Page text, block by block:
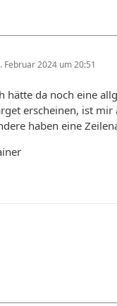
Februar 2024 um 20:51
hätte da noch eine
erscheinen, ist
haben eine